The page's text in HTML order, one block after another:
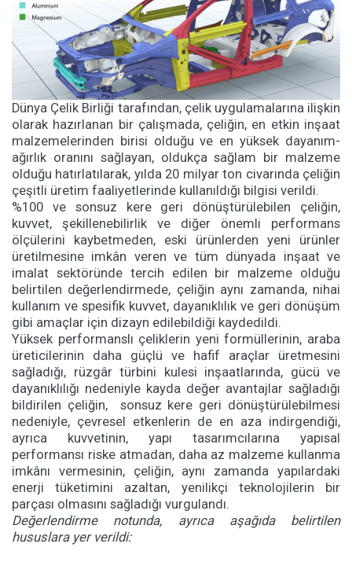
Dünya Çelik Birliği tarafından, çelik uygulamalarına ilişkin
olarak hazırlanan bir çalışmada, çeliğin, en etkin inşaat
malzemelerinden birisi olduğu ve en yüksek dayanım-
ağırlık oranını sağlayan, oldukça sağlam bir malzeme
olduğu hatırlatılarak, yılda 20 milyar ton civarında çeliğin
çeşitli üretim faaliyetlerinde kullanıldığı bilgisi verildi.
%100 ve sonsuz kere geri dönüştürülebilen çeliğin,
kuvvet, şekillenebilirlik ve diğer önemli performans
ölçülerini kaybetmeden, eski ürünlerden yeni ürünler
üretilmesine imkân veren ve tüm dünyada inşaat ve
imalat sektöründe tercih edilen bir malzeme olduğu
belirtilen değerlendirmede, çeliğin aynı zamanda, nihai
kullanım ve spesifik kuvvet, dayanıklılık ve geri dönüşüm
gibi amaçlar için dizayn edilebildiği kaydedildi.
Yüksek performanslı çeliklerin yeni formüllerinin, araba
üreticilerinin daha güçlü ve hafif araçlar üretmesini
sağladığı, rüzgâr türbini kulesi inşaatlarında, gücü ve
dayanıklılığı nedeniyle kayda değer avantajlar sağladığı
bildirilen çeliğin, sonsuz kere geri dönüştürülebilmesi
nedeniyle, çevresel etkenlerin de en aza indirgendiği,
ayrıca kuvvetinin, yapı tasarımcılarına yapısal
performansı riske atmadan, daha az malzeme kullanma
imkânı vermesinin, çeliğin, aynı zamanda yapılardaki
enerji tüketimini azaltan, yenilikçi teknolojilerin bir
parçası olmasını sağladığı vurgulandı.
Değerlendirme notunda, ayrıca aşağıda belirtilen
hususlara yer verildi: